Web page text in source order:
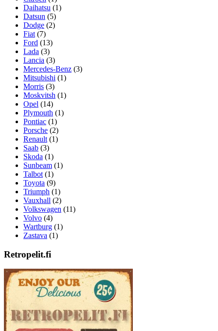
Daihatsu (1)
Datsun (5)
Dodge (2)
Fiat (7)
Ford (13)
Lada (3)
Lancia (3)
Mercedes-Benz (3)
Mitsubishi (1)
Morris (3)
Moskvitsh (1)
Opel (14)
Plymouth (1)
Pontiac (1)
Porsche (2)
Renault (1)
Saab (3)
Skoda (1)
Sunbeam (1)
Talbot (1)
Toyota (9)
Triumph (1)
Vauxhall (2)
Volkswagen (11)
Volvo (4)
Wartburg (1)
Zastava (1)
Retropelit.fi